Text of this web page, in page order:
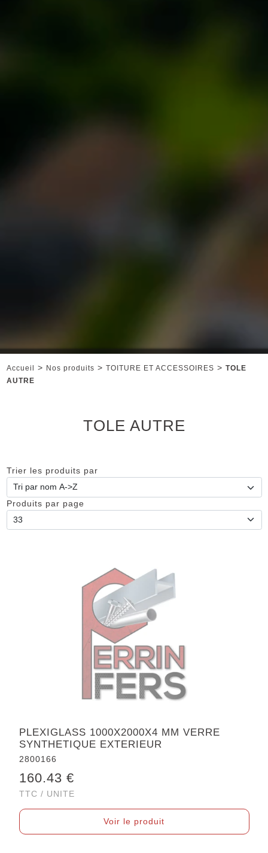
Accueil > Nos produits > TOITURE ET ACCESSOIRES > TOLE
AUTRE
TOLE AUTRE
Trier les produits par
Produits par page
PLEXIGLASS 1000X2000X4 MM VERRE
SYNTHETIQUE EXTERIEUR
2800166
160.43 €
TTC / UNITE
Voir le produit